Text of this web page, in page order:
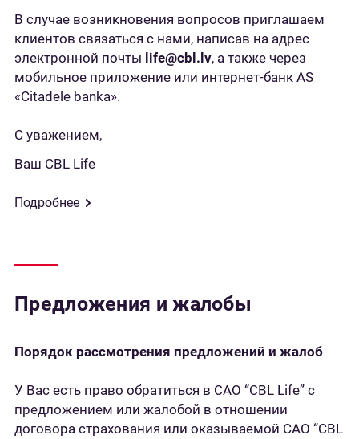
В случае возникновения вопросов приглашаем
клиентов связаться с нами, написав на адрес
электронной почты life@cbl.lv, а также через
мобильное приложение или интернет-банк AS
«Citadele banka».
С уважением,
Ваш CBL Life
Подробнее
Предложения и жалобы
Порядок рассмотрения предложений и жалоб
У Вас есть право обратиться в САО “CBL Life” с
предложением или жалобой в отношении
договора страхования или оказываемой САО “CBL